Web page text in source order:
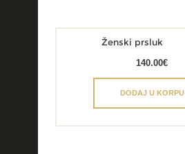
Ženski prsluk
140.00€
DODAJ U KORPU